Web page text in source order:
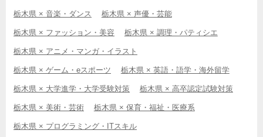
栃木県 × 音楽・ダンス 栃木県 × 声優・芸能
栃木県 × ファッション・美容 栃木県 × 調理・パティシエ
栃木県 × アニメ・マンガ・イラスト
栃木県 × ゲーム・eスポーツ 栃木県 × 英語・語学・海外留学
栃木県 × 大学進学・大学受験対策 栃木県 × 高卒認定試験対策
栃木県 × 美術・芸術 栃木県 × 保育・福祉・医療系
栃木県 × プログラミング・ITスキル